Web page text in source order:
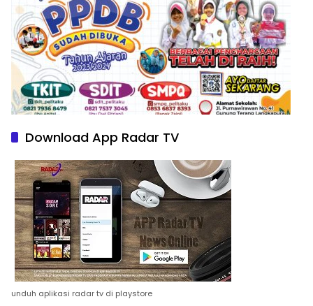
Download App Radar TV
unduh aplikasi radar tv di playstore